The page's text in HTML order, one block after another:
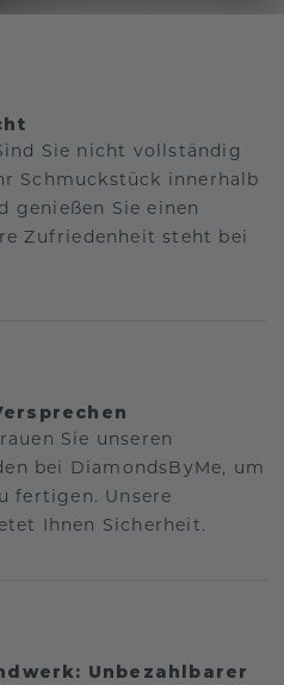
Sie nicht vollständig
Schmuckstück innerhalb
genießen Sie einen
Zufriedenheit steht bei
Sie unseren
bei DiamondsByMe, um
fertigen. Unsere
Ihnen Sicherheit.
Unbezahlbarer